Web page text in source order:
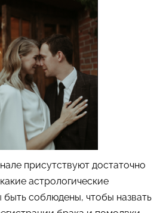
присутствуют достаточно
астрологические
соблюдены, чтобы назвать